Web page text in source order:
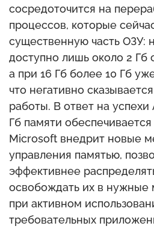
сосредоточится на
процессов, которые
существенную часть ОЗУ:
доступно лишь около 2 Гб
а при 16 Гб более 10 Гб
что негативно
работы. В ответ на
Гб памяти
Microsoft внедрит новые
управления памятью,
эффективнее
освобождать их в
при активном
требовательных